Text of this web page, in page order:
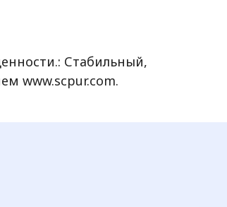
Стабильный,
www.scpur.com.